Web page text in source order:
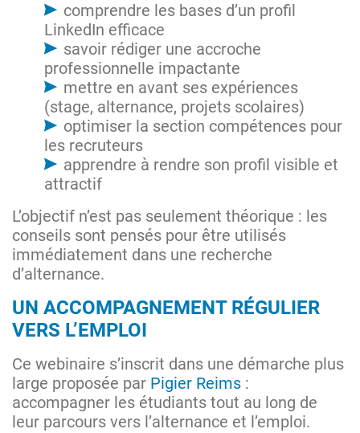
comprendre les bases d’un profil
LinkedIn efficace
savoir rédiger une accroche
professionnelle impactante
mettre en avant ses expériences
(stage, alternance, projets scolaires)
optimiser la section compétences pour
les recruteurs
apprendre à rendre son profil visible et
attractif
L’objectif n’est pas seulement théorique : les
conseils sont pensés pour être utilisés
immédiatement dans une recherche
d’alternance.
UN ACCOMPAGNEMENT RÉGULIER
VERS L’EMPLOI
Ce webinaire s’inscrit dans une démarche plus
large proposée par Pigier Reims :
accompagner les étudiants tout au long de
leur parcours vers l’alternance et l’emploi.